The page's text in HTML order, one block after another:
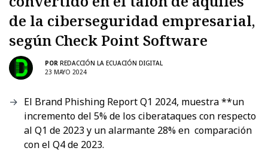
de la ciberseguridad empresarial,
según Check Point Software
POR REDACCIÓN LA ECUACIÓN DIGITAL
23 MAYO 2024
El Brand Phishing Report Q1 2024, muestra **un
incremento del 5% de los ciberataques con respecto
al Q1 de 2023 y un alarmante 28% en comparación
con el Q4 de 2023.